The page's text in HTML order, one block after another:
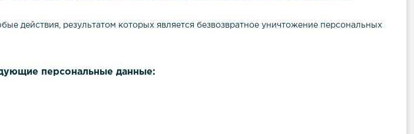
действия, результатом которых является безвозвратное уничтожение персональных
персональные данные: